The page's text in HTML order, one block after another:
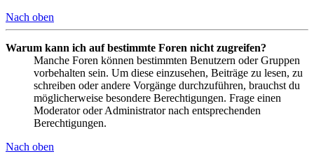
Nach oben
Warum kann ich auf bestimmte Foren nicht zugreifen?
Manche Foren können bestimmten Benutzern oder Gruppen
vorbehalten sein. Um diese einzusehen, Beiträge zu lesen, zu
schreiben oder andere Vorgänge durchzuführen, brauchst du
möglicherweise besondere Berechtigungen. Frage einen
Moderator oder Administrator nach entsprechenden
Berechtigungen.
Nach oben